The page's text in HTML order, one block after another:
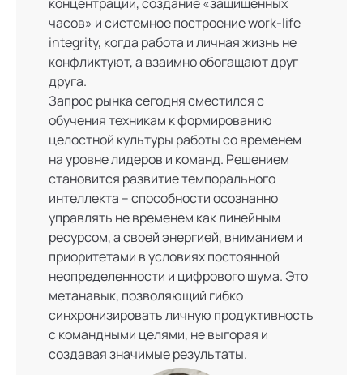
часов» и системное построение work-life
integrity, когда работа и личная жизнь не
конфликтуют, а взаимно обогащают друг
друга.
Запрос рынка сегодня сместился с
обучения техникам к формированию
целостной культуры работы со временем
на уровне лидеров и команд. Решением
становится развитие темпорального
интеллекта – способности осознанно
управлять не временем как линейным
ресурсом, а своей энергией, вниманием и
приоритетами в условиях постоянной
неопределенности и цифрового шума. Это
метанавык, позволяющий гибко
синхронизировать личную продуктивность
с командными целями, не выгорая и
создавая значимые результаты.